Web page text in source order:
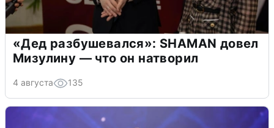
«Дед разбушевался»: SHAMAN довел
Мизулину — что он натворил
4 августа 135